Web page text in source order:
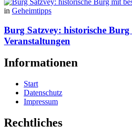
in Geheimtipps
Burg Satzvey: historische Burg
Veranstaltungen
Informationen
Start
Datenschutz
Impressum
Rechtliches